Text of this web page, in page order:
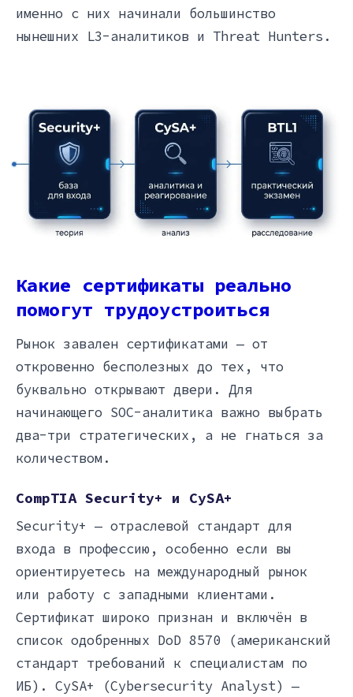
именно с них начинали большинство
нынешних L3-аналитиков и Threat Hunters.
Какие сертификаты реально
помогут трудоустроиться
Рынок завален сертификатами — от
откровенно бесполезных до тех, что
буквально открывают двери. Для
начинающего SOC-аналитика важно выбрать
два-три стратегических, а не гнаться за
количеством.
CompTIA Security+ и CySA+
Security+ — отраслевой стандарт для
входа в профессию, особенно если вы
ориентируетесь на международный рынок
или работу с западными клиентами.
Сертификат широко признан и включён в
список одобренных DoD 8570 (американский
стандарт требований к специалистам по
ИБ). CySA+ (Cybersecurity Analyst) —